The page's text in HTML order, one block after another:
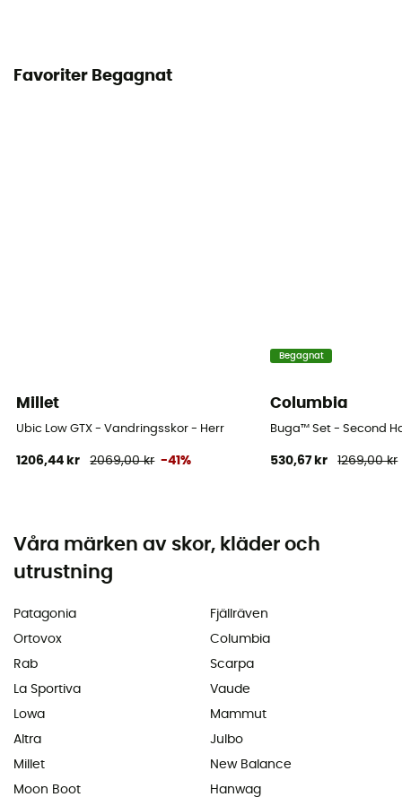
Favoriter Begagnat
Millet
Ubic Low GTX - Vandringsskor - Herr
1206,44 kr 2069,00 kr -41%
Begagnat
Columbia
Buga™ Set - Second
530,67 kr 1269,00 kr
Våra märken av skor, kläder och
utrustning
Patagonia
Ortovox
Rab
La Sportiva
Lowa
Altra
Millet
Moon Boot
Fjällräven
Columbia
Scarpa
Vaude
Mammut
Julbo
New Balance
Hanwag